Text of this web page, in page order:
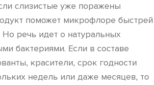
слизистые уже поражены
поможет микрофлоре быстрей
Но речь идет о натуральных
бактериями. Если в составе
красители, срок годности
недель или даже месяцев, то